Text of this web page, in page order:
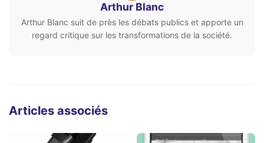
Arthur Blanc
Arthur Blanc suit de près les débats publics et apporte un
regard critique sur les transformations de la société.
Articles associés